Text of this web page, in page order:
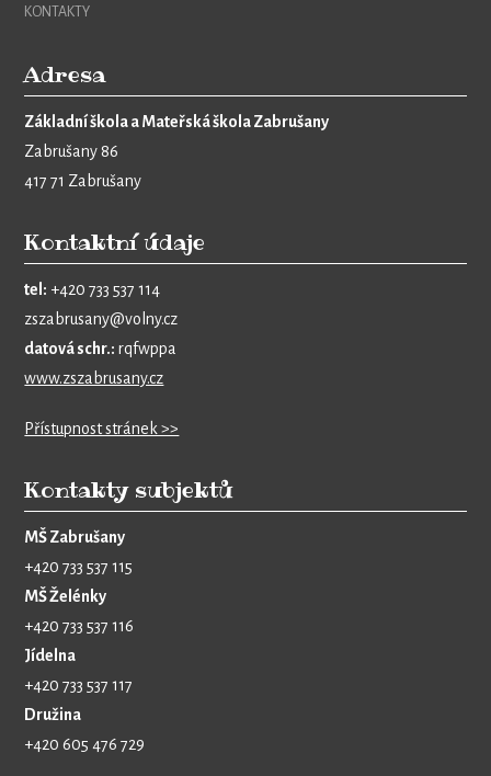
KONTAKTY
Adresa
Základní škola a Mateřská škola Zabrušany
Zabrušany 86
417 71 Zabrušany
Kontaktní údaje
tel: +420 733 537 114
zszabrusany@volny.cz
datová schr.: rqfwppa
www.zszabrusany.cz
Přístupnost stránek >>
Kontakty subjektů
MŠ Zabrušany
+420 733 537 115
MŠ Želénky
+420 733 537 116
Jídelna
+420 733 537 117
Družina
+420 605 476 729